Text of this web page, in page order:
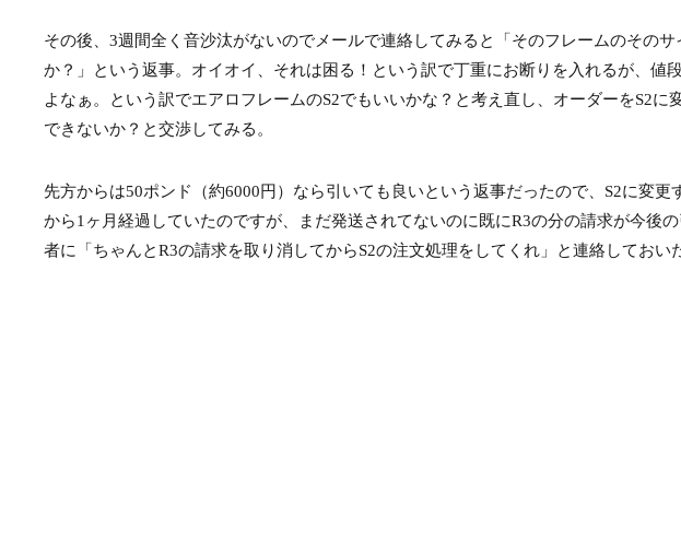
その後、3週間全く音沙汰がないのでメールで連絡してみると「そのフレームのその
か？」という返事。オイオイ、それは困る！という訳で丁重にお断りを入れるが、値
よなぁ。という訳でエアロフレームのS2でもいいかな？と考え直し、オーダーをS2に
できないか？と交渉してみる。
先方からは50ポンド（約6000円）なら引いても良いという返事だったので、S2に変
から1ヶ月経過していたのですが、まだ発送されてないのに既にR3の分の請求が今後
者に「ちゃんとR3の請求を取り消してからS2の注文処理をしてくれ」と連絡しておい